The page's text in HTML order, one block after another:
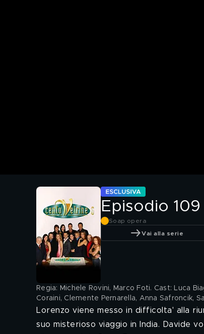
Episodio 109
Soap opera
Vai alla serie
Regia: Michele Rovini, Marco Foti. Cast: Luca
Coraini, Clemente Pernarella, Anna Safroncik,
Lorenzo viene messo in difficolta' alla
suo misterioso viaggio in India. Davide